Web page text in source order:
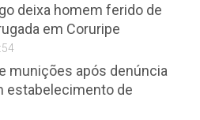
deixa homem ferido de
em Coruripe
munições após denúncia
estabelecimento de